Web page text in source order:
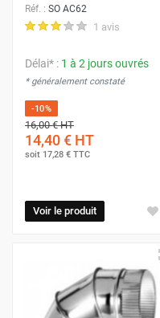
Réf. : SO AC62
1 avis
Délai* : 1 à 2 jours ouvrés
* généralement constaté
-10%
16,00 €HT
14,40 € HT
soit 17,28 € TTC
Voir le produit